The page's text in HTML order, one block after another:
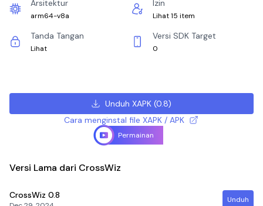
Arsitektur
arm64-v8a
Izin
Lihat 15 item
Tanda Tangan
Lihat
Versi SDK Target
0
Unduh XAPK (0.8)
Cara menginstal file XAPK / APK
Permainan
Versi Lama dari CrossWiz
CrossWiz 0.8 Unduh